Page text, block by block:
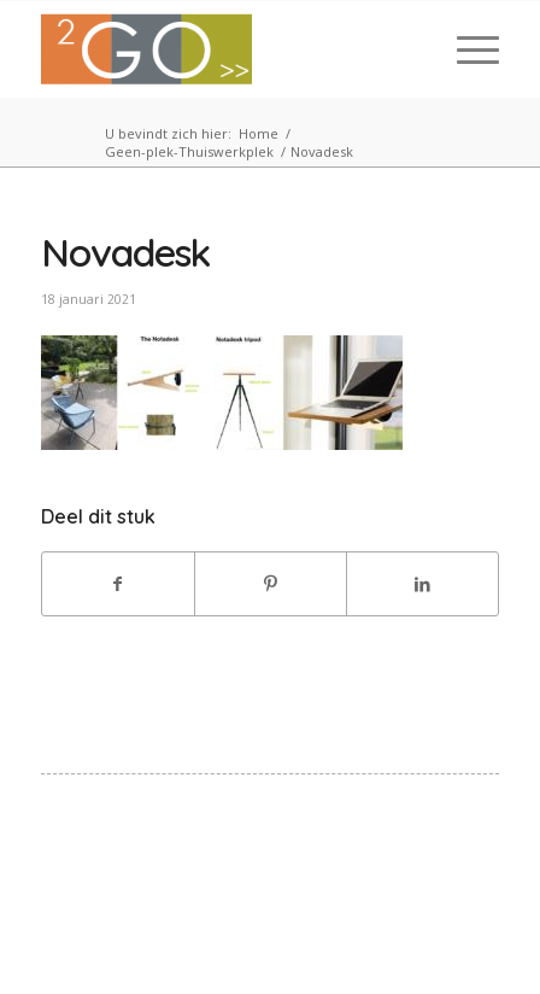
U bevindt zich hier: Home /
Geen-plek-Thuiswerkplek / Novadesk
Novadesk
18 januari 2021
Deel dit stuk